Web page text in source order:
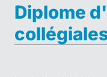
Diplome